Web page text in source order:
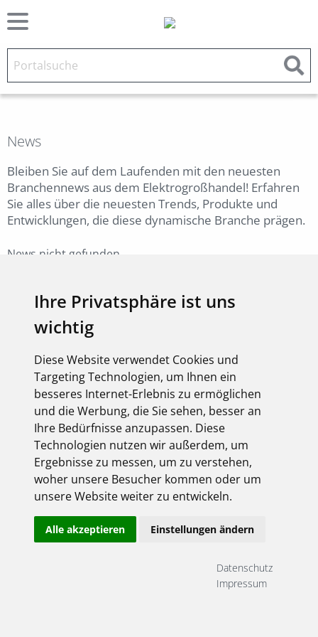
Ihre Privatsphäre ist uns
wichtig
Diese Website verwendet Cookies und
Targeting Technologien, um Ihnen ein
besseres Internet-Erlebnis zu ermöglichen
und die Werbung, die Sie sehen, besser an
Ihre Bedürfnisse anzupassen. Diese
Technologien nutzen wir außerdem, um
Ergebnisse zu messen, um zu verstehen,
woher unsere Besucher kommen oder um
unsere Website weiter zu entwickeln.
Alle akzeptieren Einstellungen ändern
Datenschutz
Impressum
News
Bleiben Sie auf dem Laufenden mit den neuesten
Branchennews aus dem Elektrogroßhandel! Erfahren
Sie alles über die neuesten Trends, Produkte und
Entwicklungen, die diese dynamische Branche prägen.
News nicht gefunden.
Derzeit liegen keine Termine vor!
Anmeldung
hier gehts rein ...